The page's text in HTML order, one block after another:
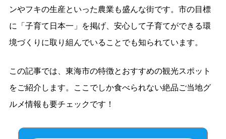
ンやフキの生産といった農業も盛んな街です。市の目標
に「子育て日本一」を掲げ、安心して子育てができる環
境づくりに取り組んでいることでも知られています。
この記事では、東海市の特徴とおすすめの観光スポット
をご紹介します。ここでしか食べられない絶品ご当地グ
ルメ情報も要チェックです！